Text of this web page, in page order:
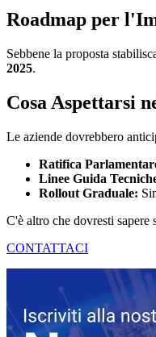
Roadmap per
Sebbene la proposta
2025.
Cosa Aspettarsi
Le aziende dovrebbero
Ratifica
Linee Guida
Rollout Graduale:
C'è altro che dovresti
CONTATTACI